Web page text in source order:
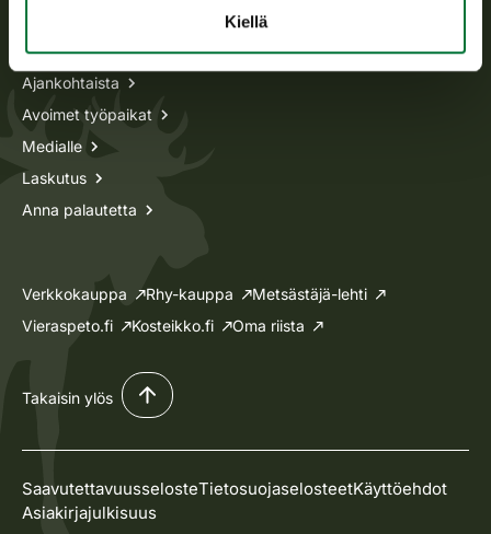
Kiellä
Ajankohtaista
Avoimet työpaikat
Medialle
Laskutus
Anna palautetta
Verkkokauppa Rhy-kauppa
Metsästäjä-lehti
Vieraspeto.fi
Kosteikko.fi Oma riista
Takaisin ylös
SaavutettavuusselosteTietosuojaselosteetKäyttöehdot
Asiakirjajulkisuus